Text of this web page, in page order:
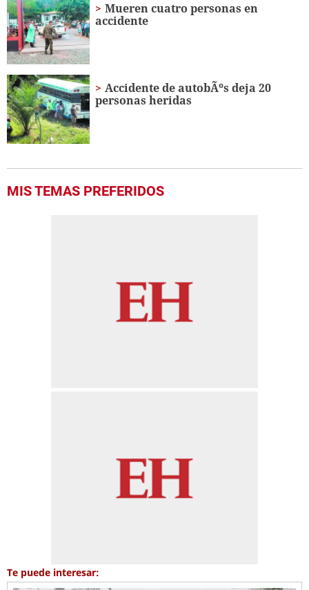
Mueren cuatro personas en
accidente
Accidente de autobÃºs deja 20
personas heridas
MIS TEMAS PREFERIDOS
Te puede interesar: